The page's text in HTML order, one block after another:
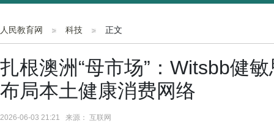
育儿 资讯
人民教育网 科技 正文
扎根澳洲“母市场”：Witsbb健
布局本土健康消费网络
2026-06-03 21:21 来源： 互联网